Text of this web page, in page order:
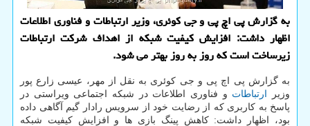
به گزارش پی اچ پی و جی کوئری، وزیر ارتباطات و فناوری اطلاعات
اظهار داشت: افزایش کیفیت شبکه از اهداف شرکت ارتباطات
زیرساخت است که روز به روز بهتر می شود.
به گزارش پی اچ پی و جی کوئری به نقل از مهر، عیسی زارع پور
وزیر ارتباطات و فناوری اطلاعات در شبکه اجتماعی ویراستی در
پاسخ به کاربری که از رضایت خود از سرویس ‎رادار گیم آگاهی داده
بود، اظهار داشت: کاهش پینگ بازی ها و افزایش کیفیت شبکه